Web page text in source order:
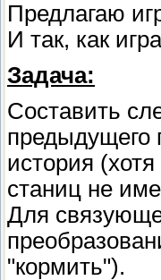
Предлагаю
И так, как
Задача:
Cоставить
предыдущего
история
станиц не
Для
"кормить").